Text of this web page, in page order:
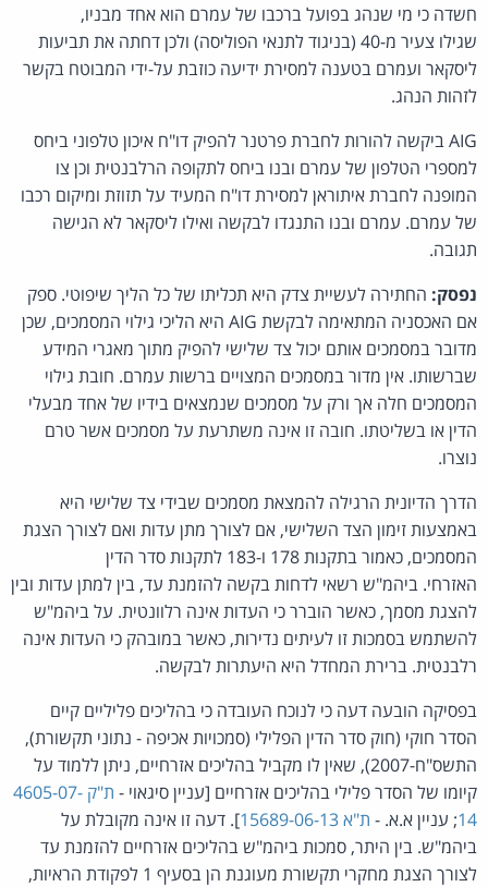
חשדה כי מי שנהג בפועל ברכבו של עמרם הוא אחד מבניו,
שגילו צעיר מ-40 (בניגוד לתנאי הפוליסה) ולכן דחתה את תביעות
ליסקאר ועמרם בטענה למסירת ידיעה כוזבת על-ידי המבוטח בקשר
לזהות הנהג.
AIG ביקשה להורות לחברת פרטנר להפיק דו"ח איכון טלפוני ביחס
למספרי הטלפון של עמרם ובנו ביחס לתקופה הרלבנטית וכן צו
המופנה לחברת איתוראן למסירת דו"ח המעיד על תזוזת ומיקום רכבו
של עמרם. עמרם ובנו התנגדו לבקשה ואילו ליסקאר לא הגישה
תגובה.
נפסק: החתירה לעשיית צדק היא תכליתו של כל הליך שיפוטי. ספק
אם האכסניה המתאימה לבקשת AIG היא הליכי גילוי המסמכים, שכן
מדובר במסמכים אותם יכול צד שלישי להפיק מתוך מאגרי המידע
שברשותו. אין מדור במסמכים המצויים ברשות עמרם. חובת גילוי
המסמכים חלה אך ורק על מסמכים שנמצאים בידיו של אחד מבעלי
הדין או בשליטתו. חובה זו אינה משתרעת על מסמכים אשר טרם
נוצרו.
הדרך הדיונית הרגילה להמצאת מסמכים שבידי צד שלישי היא
באמצעות זימון הצד השלישי, אם לצורך מתן עדות ואם לצורך הצגת
המסמכים, כאמור בתקנות 178 ו-183 לתקנות סדר הדין
האזרחי. ביהמ"ש רשאי לדחות בקשה להזמנת עד, בין למתן עדות ובין
להצגת מסמך, כאשר הוברר כי העדות אינה רלוונטית. על ביהמ"ש
להשתמש בסמכות זו לעיתים נדירות, כאשר במובהק כי העדות אינה
רלבנטית. ברירת המחדל היא היעתרות לבקשה.
בפסיקה הובעה דעה כי לנוכח העובדה כי בהליכים פליליים קיים
הסדר חוקי (חוק סדר הדין הפלילי (סמכויות אכיפה - נתוני תקשורת),
התשס"ח-2007), שאין לו מקביל בהליכים אזרחיים, ניתן ללמוד על
קיומו של הסדר פלילי בהליכים אזרחיים [עניין סיגאוי -
ת"ק 4605-07-
14; עניין א.א. - ת"א 15689-06-13
]. דעה זו אינה מקובלת על
ביהמ"ש. בין היתר, סמכות ביהמ"ש בהליכים אזרחיים להזמנת עד
לצורך הצגת מחקרי תקשורת מעוגנת הן בסעיף 1 לפקודת הראיות,